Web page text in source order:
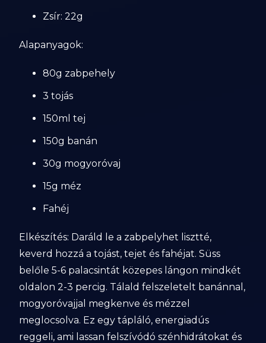
Zsír: 22g
Alapanyagok:
80g zabpehely
3 tojás
150ml tej
150g banán
30g mogyoróvaj
15g méz
Fahéj
Elkészítés: Daráld le a zabpelyhet lisztté,
keverd hozzá a tojást, tejet és fahéjat. Süss
belőle 5-6 palacsintát közepes lángon mindkét
oldalon 2-3 percig. Tálald felszeletelt banánnal,
mogyoróvajjal megkenve és mézzel
meglocsolva. Ez egy tápláló, energiadús
reggeli, ami lassan felszívódó szénhidrátokat és